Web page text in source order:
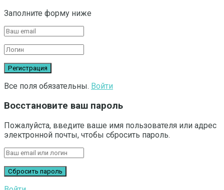
Заполните форму ниже
Все поля обязательны. Войти
Восстановите ваш пароль
Пожалуйста, введите ваше имя пользователя или адрес
электронной почты, чтобы сбросить пароль.